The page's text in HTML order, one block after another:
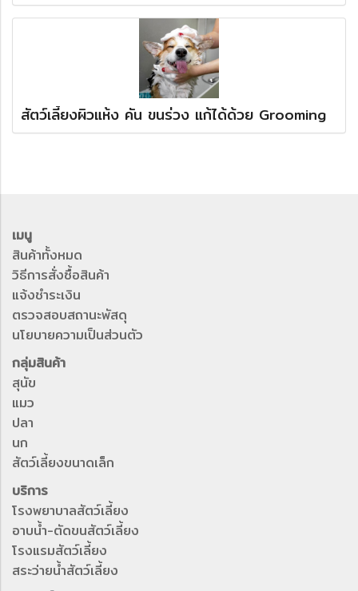
สัตว์เลี้ยงผิวแห้ง คัน ขนร่วง แก้ได้ด้วย Grooming
เมนู
สินค้าทั้งหมด
วิธีการสั่งซื้อสินค้า
แจ้งชำระเงิน
ตรวจสอบสถานะพัสดุ
นโยบายความเป็นส่วนตัว
กลุ่มสินค้า
สุนัข
แมว
ปลา
นก
สัตว์เลี้ยงขนาดเล็ก
บริการ
โรงพยาบาลสัตว์เลี้ยง
อาบน้ำ-ตัดขนสัตว์เลี้ยง
โรงแรมสัตว์เลี้ยง
สระว่ายน้ำสัตว์เลี้ยง